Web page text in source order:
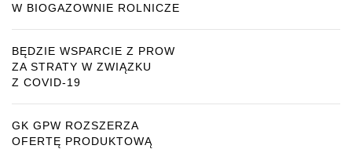
W BIOGAZOWNIE ROLNICZE
BĘDZIE WSPARCIE Z PROW
ZA STRATY W ZWIĄZKU
Z COVID-19
GK GPW ROZSZERZA
OFERTĘ PRODUKTOWĄ